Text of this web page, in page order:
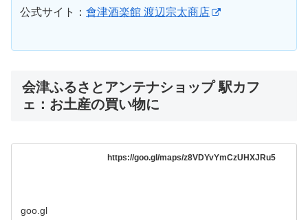
公式サイト： 會津酒楽館 渡辺宗太商店
会津ふるさとアンテナショップ 駅カフ
ェ：お土産の買い物に
https://goo.gl/maps/z8VDYvYmCzUHXJRu5
goo.gl